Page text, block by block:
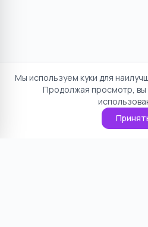
Мы используем куки для
Продолжая просмотр, вы